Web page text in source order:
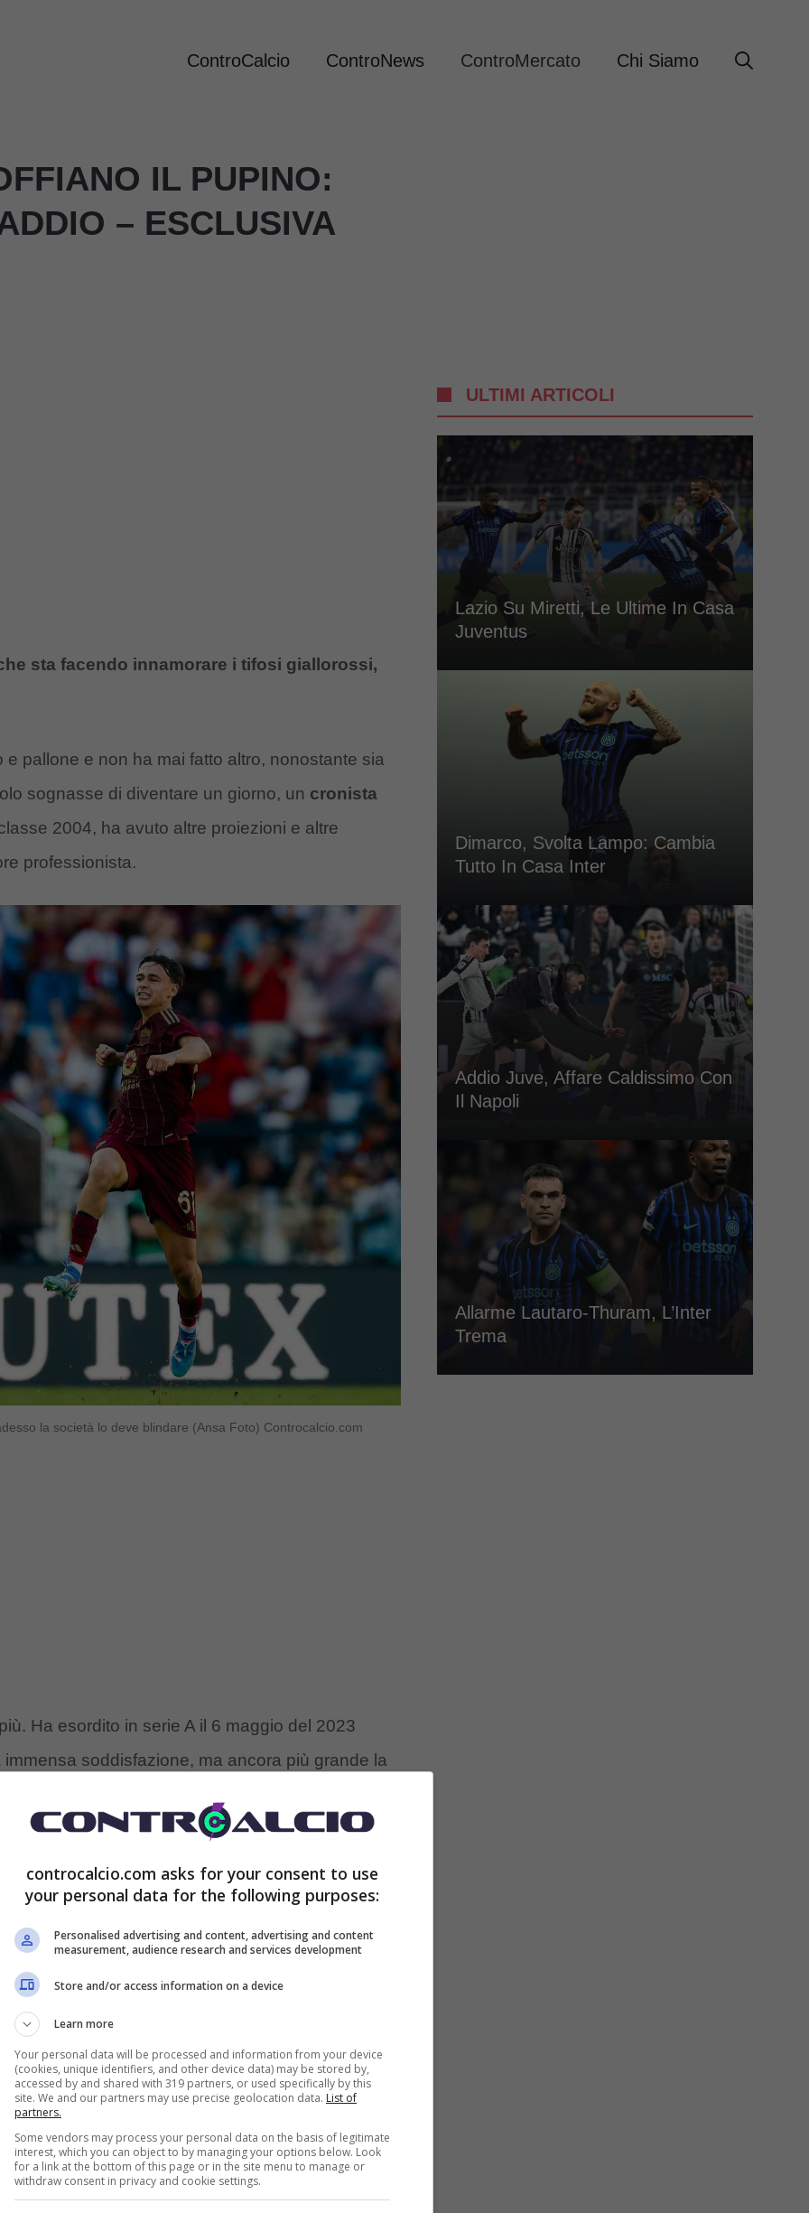
ControCalcio ControNews ControMercato Chi Siamo
IL PUPINO:
– ESCLUSIVA
sta facendo innamorare i tifosi giallorossi,
pallone e non ha mai fatto altro, nonostante sia
sognasse di diventare un giorno, un cronista
2004, ha avuto altre proiezioni e altre
professionista.
la società lo deve blindare (Ansa Foto) Controcalcio.com
Ha esordito in serie A il 6 maggio del 2023
immensa soddisfazione, ma ancora più grande la
realizzò il suo primo gol con la maglia della
e fece talmente emozionare tutti quel giorno,
che, a fine gara, non riuscì a trattenere le lacrime
come Niccolò.
impegno e passione. Mai una volta di meno,
De Rossiche, essendo stato giovane romanista
l’emozione e la voglia di strafare, toccando il
cadere rovinosamente per terra. E quindi l’ha
contro laJuventus, dandogli la maglia da
saputo il giorno stesso della gara. E
Niccolò
l’ha
ULTIMI ARTICOLI
Lazio Su Miretti, Le Ultime In Casa
Juventus
Dimarco, Svolta Lampo: Cambia
Tutto In Casa Inter
Addio Juve, Affare Caldissimo Con
Il Napoli
Allarme Lautaro-Thuram, L’Inter
Trema
controcalcio.com asks for your consent to use
your personal data for the following purposes:
Personalised advertising and content, advertising and content
measurement, audience research and services development
Store and/or access information on a device
Learn more
Your personal data will be processed and information from your device
(cookies, unique identifiers, and other device data) may be stored by,
accessed by and shared with 319 partners, or used specifically by this
site. We and our partners may use precise geolocation data. List of
partners.
Some vendors may process your personal data on the basis of legitimate
interest, which you can object to by managing your options below. Look
for a link at the bottom of this page or in the site menu to manage or
withdraw consent in privacy and cookie settings.